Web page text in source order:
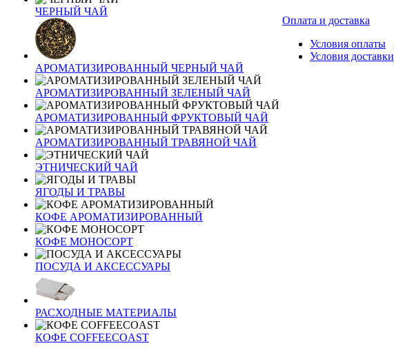
ЧЕРНЫЙ ЧАЙ
АРОМАТИЗИРОВАННЫЙ ЧЕРНЫЙ ЧАЙ
АРОМАТИЗИРОВАННЫЙ ЗЕЛЕНЫЙ ЧАЙ
АРОМАТИЗИРОВАННЫЙ ФРУКТОВЫЙ ЧАЙ
АРОМАТИЗИРОВАННЫЙ ТРАВЯНОЙ ЧАЙ
ЭТНИЧЕСКИЙ ЧАЙ
ЯГОДЫ И ТРАВЫ
КОФЕ АРОМАТИЗИРОВАННЫЙ
КОФЕ МОНОСОРТ
ПОСУДА И АКСЕССУАРЫ
РАСХОДНЫЕ МАТЕРИАЛЫ
КОФЕ COFFEECOAST
Оплата и доставка
Условия оплаты
Условия доставки